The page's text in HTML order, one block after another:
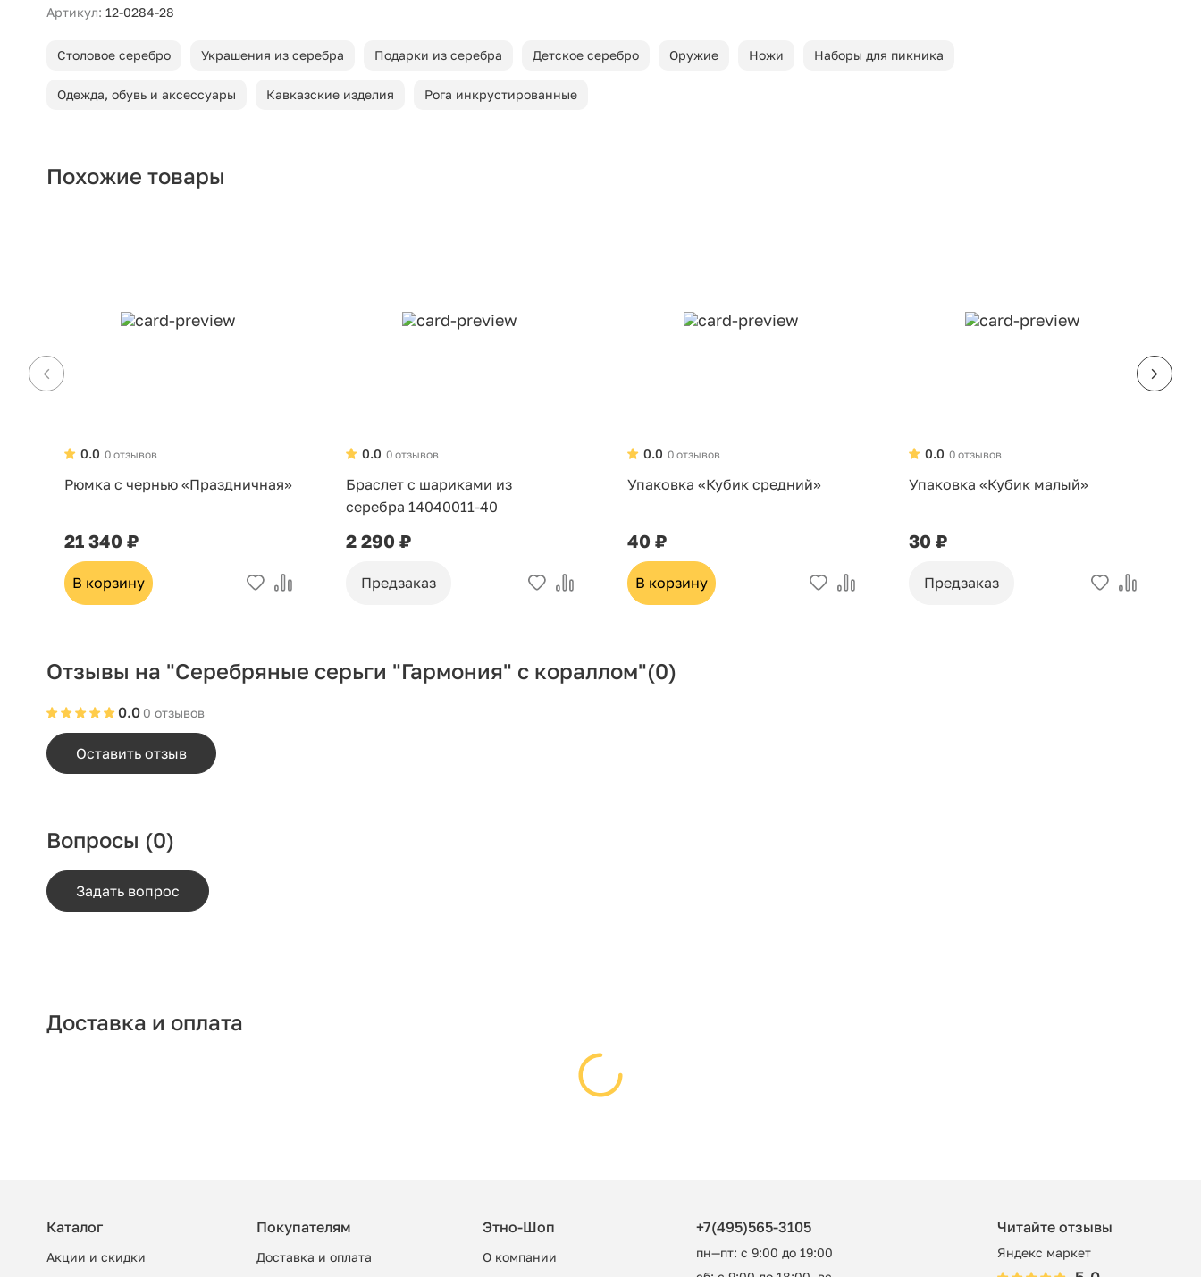
Артикул: 12-0284-28
Столовое серебро Украшения из серебра Подарки из серебра Детское серебро Оружие Ножи Наборы для пикника
Одежда, обувь и аксессуары Кавказские изделия Рога инкрустированные
Похожие товары
0 отзывов
0.0
Рюмка с чернью «Праздничная»
21 340 ₽
В корзину
0 отзывов
0.0
Браслет с шариками из
серебра 14040011-40
2 290 ₽
Предзаказ
0 отзывов
0.0
Упаковка «Кубик средний»
40 ₽
В корзину
0 отзывов
0.0
Упаковка «Кубик малый»
30 ₽
Предзаказ
Отзывы на "Серебряные серьги "Гармония" с кораллом"(0)
0 отзывов
0.0
Оставить отзыв
Вопросы (0)
Задать вопрос
Доставка и оплата
Каталог
Акции и скидки
Покупателям
Доставка и оплата
Этно-Шоп
О компании
+7(495)565-3105
пн—пт: с 9:00 до 19:00
Читайте отзывы
Яндекс маркет